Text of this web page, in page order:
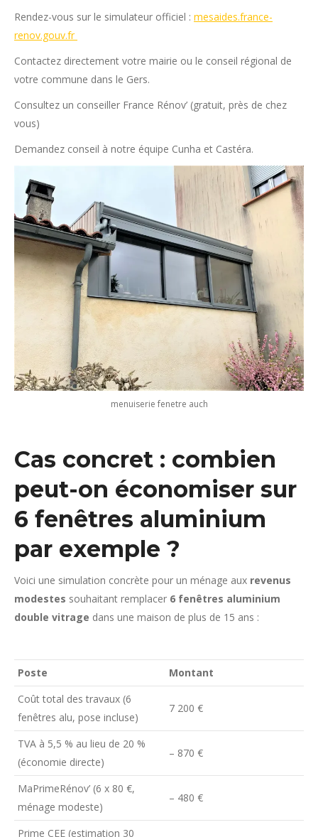
Rendez-vous sur le simulateur officiel : mesaides.france-
renov.gouv.fr
Contactez directement votre mairie ou le conseil régional de
votre commune dans le Gers.
Consultez un conseiller France Rénov’ (gratuit, près de chez
vous)
Demandez conseil à notre équipe Cunha et Castéra.
menuiserie fenetre auch
Cas concret : combien
peut-on économiser sur
6 fenêtres aluminium
par exemple ?
Voici une simulation concrète pour un ménage aux revenus
modestes souhaitant remplacer 6 fenêtres aluminium
double vitrage dans une maison de plus de 15 ans :
Poste
Montant
Coût total des travaux (6
fenêtres alu, pose incluse)
7 200 €
TVA à 5,5 % au lieu de 20 %
(économie directe)
– 870 €
MaPrimeRénov’ (6 x 80 €,
ménage modeste)
– 480 €
Prime CEE (estimation 30